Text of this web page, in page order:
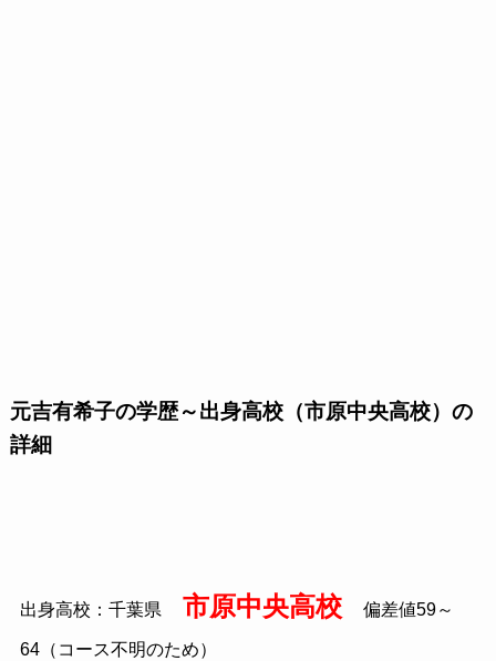
元吉有希子の学歴～出身高校（市原中央高校）の
詳細
出身高校：千葉県 市原中央高校 偏差値59～
64（コース不明のため）